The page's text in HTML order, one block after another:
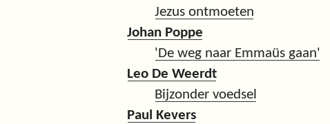
Jezus ontmoeten
Johan Poppe
'De weg naar Emmaüs gaan'
Leo De Weerdt
Bijzonder voedsel
Paul Kevers